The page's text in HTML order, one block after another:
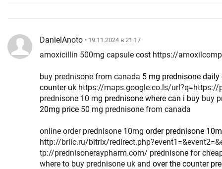
DanielAnoto • 19.11.2024 в 21:17
amoxicillin 500mg capsule cost https://
buy prednisone from canada 5 mg prednisone daily
counter uk
prednisone 10 mg prednisone where can i buy buy
20mg price 50 mg prednisone from canada
online order prednisone 10mg order prednisone
http://brlic.ru/bitrix/
tp://prednisoneraypharm.com/ prednisone for
where to buy prednisone uk and over the counter